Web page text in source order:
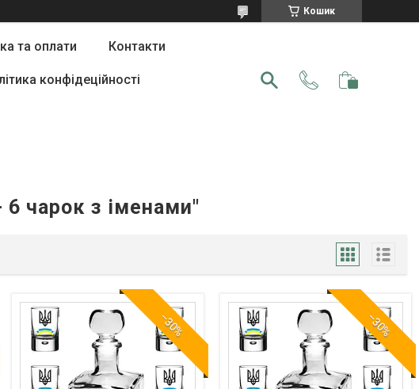
Кошик
та оплати Контакти
конфідеційності
6 чарок з іменами"
–30% –30%